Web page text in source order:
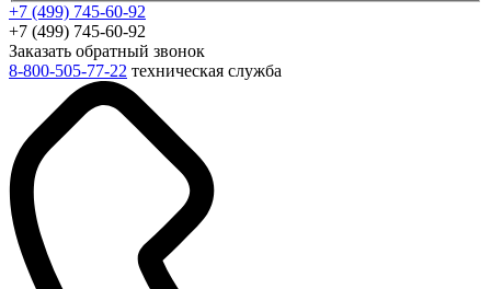
+7 (499) 745-60-92
+7 (499) 745-60-92
Заказать обратный звонок
8-800-505-77-22 техническая служба